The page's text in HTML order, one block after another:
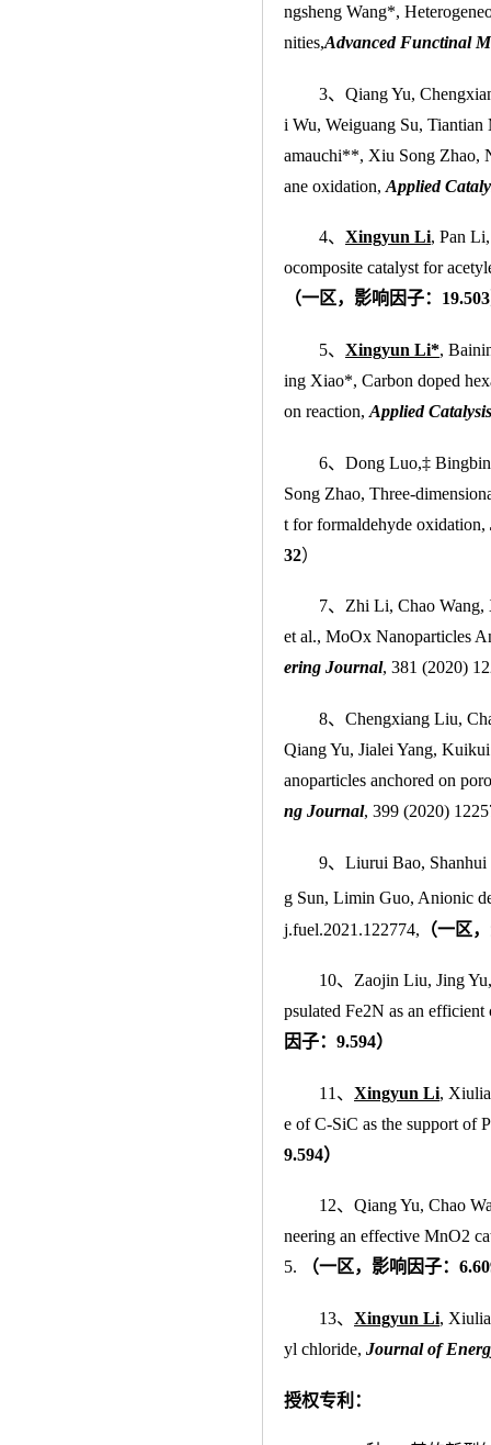
ngsheng Wang*,
nities,Advanced Functinal
3、 Qiang Yu,
i Wu, Weiguang Su,
amauchi**, Xiu Song Zhao,
ane oxidation, Applied
4、 Xingyun Li, Pan
ocomposite catalyst for
（一区，影响因子：
5、 Xingyun Li*,
ing Xiao*, Carbon doped
on reaction, Applied
6、Dong Luo,‡
Song Zhao, Three-
t for formaldehyde oxidation,
32）
7、Zhi Li, Chao
et al., MoOx Nanoparticles
ering Journal, 381 (2020)
8、Chengxiang Liu,
Qiang Yu, Jialei Yang,
anoparticles anchored on
ng Journal, 399 (2020)
9、Liurui Bao,
g Sun, Limin Guo, Anionic
j.fuel.2021.122774, （一区
10、Zaojin Liu, Jing
psulated Fe2N as an
因子：9.594）
11、 Xingyun Li,
e of C-SiC as the support of
9.594）
12、Qiang Yu, Chao
neering an effective MnO2
5.
（一区，影响因子：
13、 Xingyun Li,
yl chloride, Journal of
授权专利：